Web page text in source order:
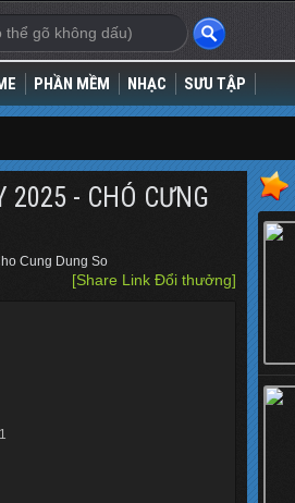
PHẦN MỀM NHẠC SƯU TẬP
2025 - CHÓ CƯNG
Cung Dung So
[Share Link Đổi thưởng]